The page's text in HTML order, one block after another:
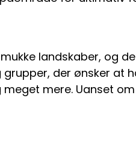
landskaber, og
der ønsker
mere. Uanset